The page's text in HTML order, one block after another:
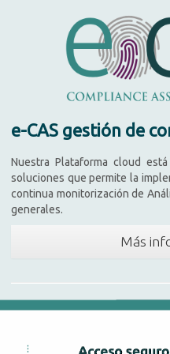
e-CAS gestión de
Nuestra Plataforma cloud
soluciones que permite la
continua monitorización de
generales.
Más